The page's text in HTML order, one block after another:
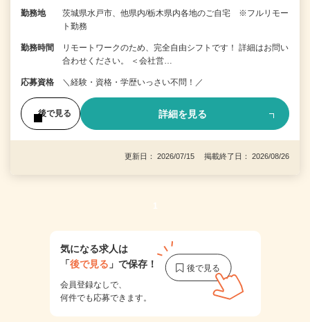
勤務地
茨城県水戸市、他県内/栃木県内各地のご自宅 ※フルリモー
ト勤務
勤務時間
リモートワークのため、完全自由シフトです！ 詳細はお問い
合わせください。 ＜会社営…
応募資格 ＼経験・資格・学歴いっさい不問！／
後で見る 詳細を見る
更新日： 2026/07/15 掲載終了日： 2026/08/26
1
気になる求人は
「後で見る 」で保存！
会員登録なしで、
何件でも応募できます。